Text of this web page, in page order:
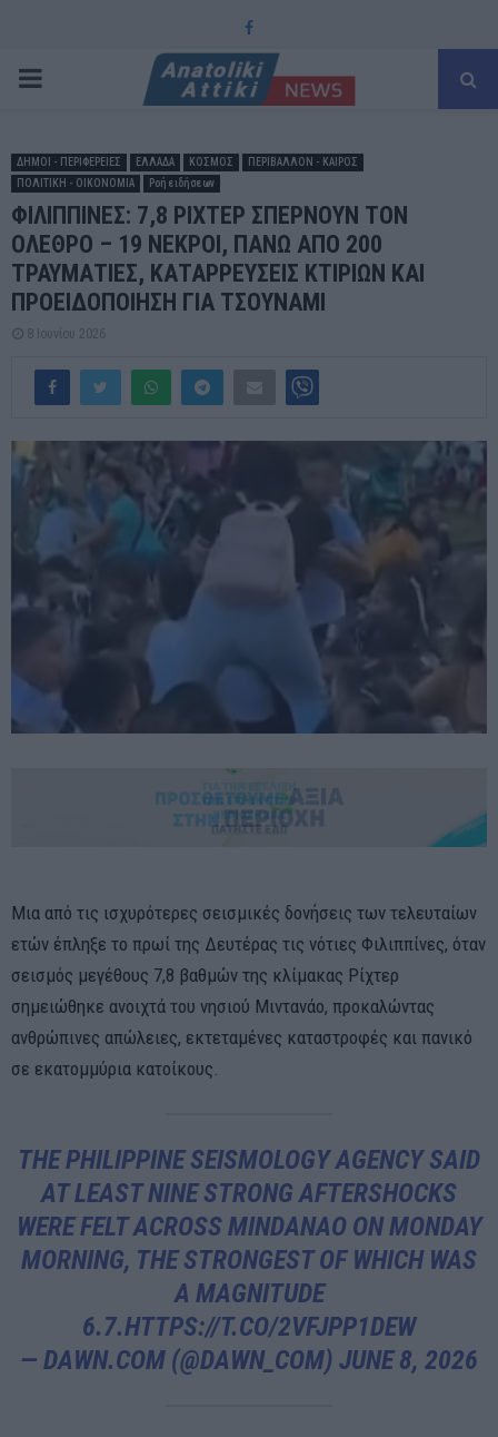
Facebook
PRIMARY
ΔΗΜΟΙ - ΠΕΡΙΦΕΡΕΙΕΣ ΕΛΛΑΔΑ ΚΟΣΜΟΣ
ΠΕΡΙΒΑΛΛΟΝ - ΚΑΙΡΟΣ
ΠΟΛΙΤΙΚΗ - ΟΙΚΟΝΟΜΙΑ
Ροή ειδήσεων
ΦΙΛΙΠΠΙΝΕΣ: 7,8 ΡΙΧΤΕΡ ΣΠΕΡΝΟΥΝ ΤΟΝ
ΟΛΕΘΡΟ – 19 ΝΕΚΡΟΙ, ΠΑΝΩ ΑΠΟ 200
ΤΡΑΥΜΑΤΙΕΣ, ΚΑΤΑΡΡΕΥΣΕΙΣ ΚΤΙΡΙΩΝ ΚΑΙ
ΠΡΟΕΙΔΟΠΟΙΗΣΗ ΓΙΑ ΤΣΟΥΝΑΜΙ
8 Ιουνίου 2026
Μια από τις ισχυρότερες σεισμικές δονήσεις των τελευταίων
ετών έπληξε το πρωί της Δευτέρας τις νότιες Φιλιππίνες, όταν
σεισμός μεγέθους 7,8 βαθμών της κλίμακας Ρίχτερ
σημειώθηκε ανοιχτά του νησιού Μιντανάο, προκαλώντας
ανθρώπινες απώλειες, εκτεταμένες καταστροφές και πανικό
σε εκατομμύρια κατοίκους.
THE PHILIPPINE SEISMOLOGY AGENCY SAID
AT LEAST NINE STRONG AFTERSHOCKS
WERE FELT ACROSS MINDANAO ON MONDAY
MORNING, THE STRONGEST OF WHICH WAS
A MAGNITUDE
6.7.HTTPS://T.CO/2VFJPP1DEW
— DAWN.COM (@DAWN_COM) JUNE 8, 2026